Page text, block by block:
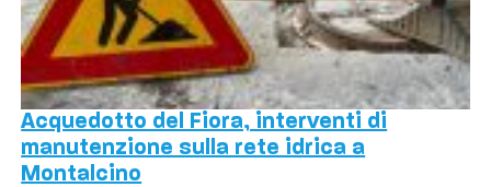
Acquedotto del Fiora, interventi di
manutenzione sulla rete idrica a
Montalcino